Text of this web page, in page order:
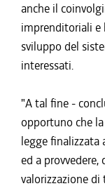
anche il
imprenditoriali e
sviluppo del
interessati.
"A tal fine -
opportuno che
legge finalizzata
ed a
valorizzazione